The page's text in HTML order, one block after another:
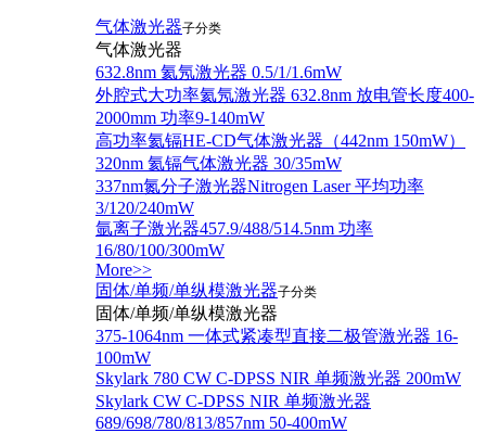
气体激光器子分类
气体激光器
632.8nm 氦氖激光器 0.5/1/1.6mW
外腔式大功率氦氖激光器 632.8nm 放电管长度400-
2000mm 功率9-140mW
高功率氦镉HE-CD气体激光器（442nm 150mW）
320nm 氦镉气体激光器 30/35mW
337nm氮分子激光器Nitrogen Laser 平均功率
3/120/240mW
氩离子激光器457.9/488/514.5nm 功率
16/80/100/300mW
More>>
固体/单频/单纵模激光器子分类
固体/单频/单纵模激光器
375-1064nm 一体式紧凑型直接二极管激光器 16-
100mW
Skylark 780 CW C-DPSS NIR 单频激光器 200mW
Skylark CW C-DPSS NIR 单频激光器
689/698/780/813/857nm 50-400mW